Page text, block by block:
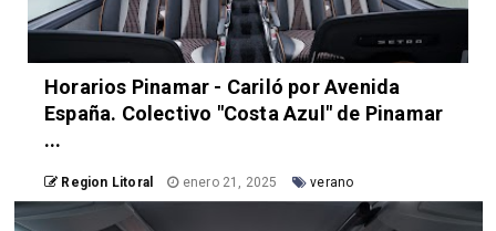
Horarios Pinamar - Cariló por Avenida
España. Colectivo "Costa Azul" de Pinamar
...
Region Litoral enero 21, 2025 verano